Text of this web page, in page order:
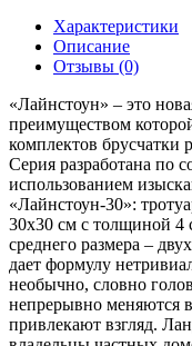
Характеристики
Описание
Отзывы (0)
«Лайнстоун» – это
преимуществом
комплектов брусчатки
Серия разработана по
использованием
«Лайнстоун-30»:
30х30 см с толщиной 4
среднего размера –
дает формулу
необычно, словно
непрерывно меняются
привлекают взгляд.